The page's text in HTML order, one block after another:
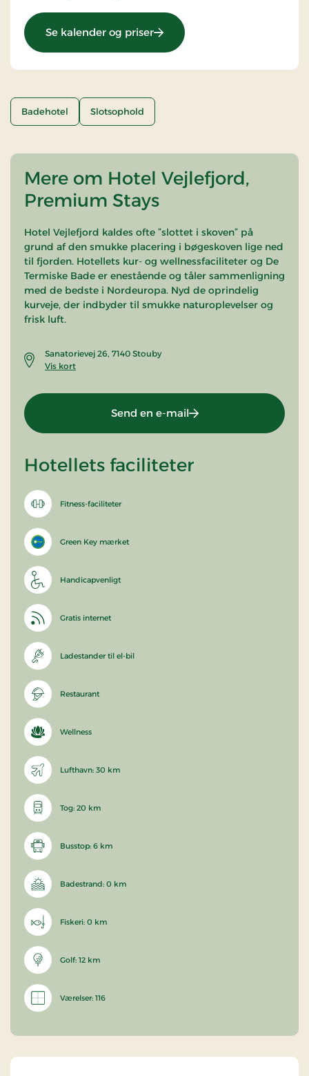
Se kalender og priser: Standardpris
Badehotel Slotsophold
Mere om Hotel Vejlefjord,
Premium Stays
Hotel Vejlefjord kaldes ofte ”slottet i skoven” på
grund af den smukke placering i bøgeskoven lige ned
til fjorden. Hotellets kur- og wellnessfaciliteter og De
Termiske Bade er enestående og tåler sammenligning
med de bedste i Nordeuropa. Nyd de oprindelig
kurveje, der indbyder til smukke naturoplevelser og
frisk luft.
Sanatorievej 26, 7140 Stouby
Vis kort
Send en e-mail
Hotellets faciliteter
Fitness-faciliteter
Green Key mærket
Handicapvenligt
Gratis internet
Ladestander til el-bil
Restaurant
Wellness
Lufthavn: 30 km
Tog: 20 km
Busstop: 6 km
Badestrand: 0 km
Fiskeri: 0 km
Golf: 12 km
Værelser: 116